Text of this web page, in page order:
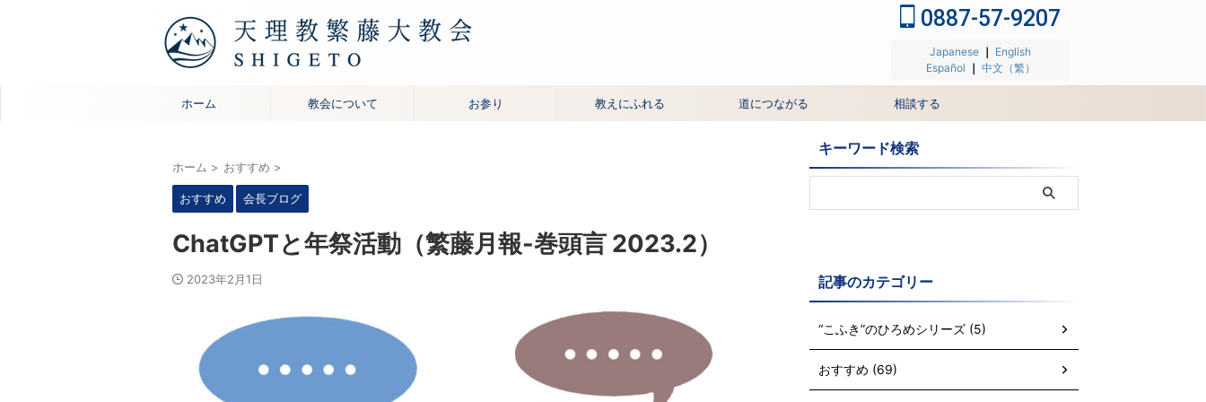
0887-57-9207
Japanese ｜ English
Español ｜ 中文（繁）
ホーム 教会について お参り 教えにふれる 道につながる 相談する
ホーム > おすすめ >
おすすめ 会長ブログ
ChatGPTと年祭活動（繁藤月報-巻頭言 2023.2）
2023年2月1日
キーワード検索
記事のカテゴリー
“こふき”のひろめシリーズ (5)
おすすめ (69)